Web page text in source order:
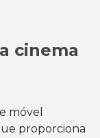
cinema
móvel
proporciona